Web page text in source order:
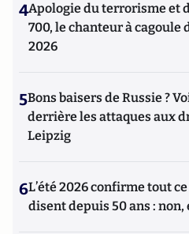
4Apologie du terrorisme et
700, le chanteur à cagoule
2026
5Bons baisers de Russie ?
derrière les attaques aux
Leipzig
6L’été 2026 confirme tout
disent depuis 50 ans :